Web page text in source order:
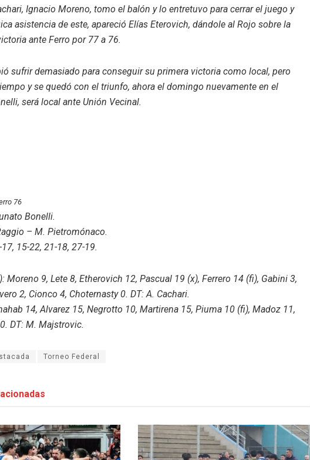
Ignacio Moreno, tomo el balón y lo entretuvo para cerrar el juego y
asistencia de este, apareció Elías Eterovich, dándole al Rojo sobre la
ante Ferro por 77 a 76.
sufrir demasiado para conseguir su primera victoria como local, pero
y se quedó con el triunfo, ahora el domingo nuevamente en el
será local ante Unión Vecinal.
76
Bonelli.
– M. Pietromónaco.
15-22, 21-18, 27-19.
Moreno 9, Lete 8, Etherovich 12, Pascual 19 (x), Ferrero 14 (fi), Gabini 3,
2, Cionco 4, Choternasty 0. DT: A. Cachari.
14, Alvarez 15, Negrotto 10, Martirena 15, Piuma 10 (fi), Madoz 11,
DT: M. Majstrovic.
Torneo Federal